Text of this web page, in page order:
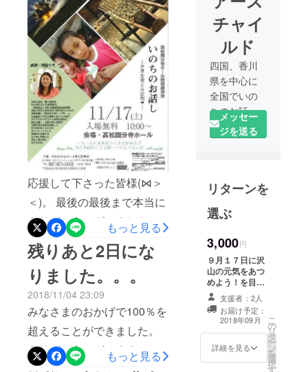
応援して下さった皆様(⋈＞
＜)。 最後の最後まで本当に
ありがとうございました！
いよいよこれから着工で
す！ クラウドファンディン
グで学んだこと、気づいた
こと・・ 11月17日のいのち
の講演でもお話したいと思
います。 「思考は現実にな
る！」 これからもどうぞよ
もっと見る
残りあと2日にな
りました。。。
2018/11/04 23:09
みなさまのおかげで100％を
超えることができました。
ありがとうございます！！
もっと見る
チャイ
ルド
四国、香川
県を中心に
全国でいの
ちのお話、
ラオスの写
真展を開催
活動してい
チャイルド
の人々が繋
がり、一人
ひとりのい
のちが輝く
ことを祈っ
ています。
メッセー
ジを送る
リターンを
選ぶ
3,000円
９月１７日に沢
山の元気をあつ
めよう！を目的
にサンポート高
松にて「元気
フェスタ」が開
催されます。 当
日はメインイベ
ントとして無料
支援者：2人
お届け予定：
2018年09月
詳細を見る
こ
の
リ
タ
ー
ン
を
選
択
す